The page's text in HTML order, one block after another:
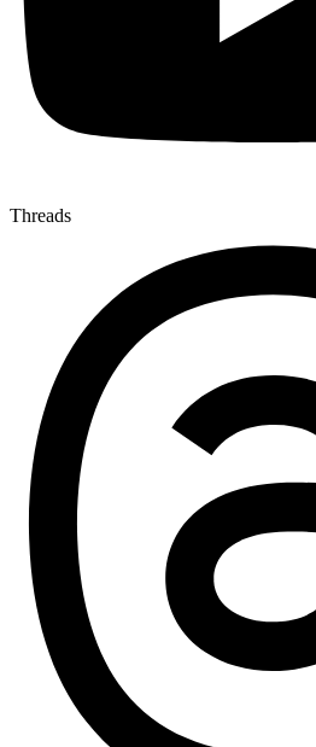
Threads